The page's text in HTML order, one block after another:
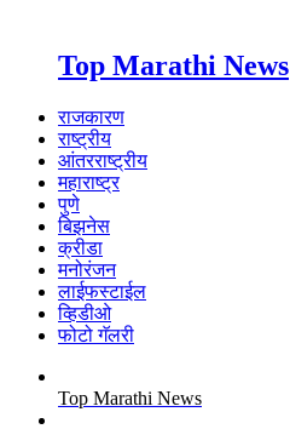
Top Marathi News
राजकारण
राष्ट्रीय
आंतरराष्ट्रीय
महाराष्ट्र
पुणे
बिझनेस
क्रीडा
मनोरंजन
लाईफस्टाईल
व्हिडीओ
फोटो गॅलरी
Top Marathi News